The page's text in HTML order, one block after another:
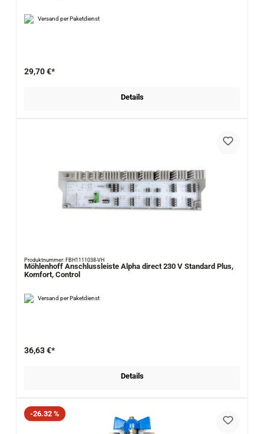
Versand per Paketdienst
29,70 €*
Details
Produktnummer: FBH1111038-VH
Möhlenhoff Anschlussleiste Alpha direct 230 V Standard Plus,
Komfort, Control
Versand per Paketdienst
36,63 €*
Details
Rabatt
-26.32 %